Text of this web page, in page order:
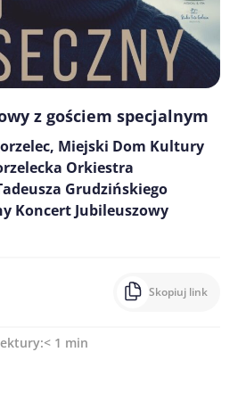
z gościem specjalnym
Miejski Dom Kultury
Orkiestra
Grudzińskiego
Koncert Jubileuszowy
Skopiuj link
< 1 min